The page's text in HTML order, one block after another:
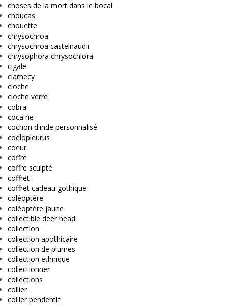
choses de la mort dans le bocal
choucas
chouette
chrysochroa
chrysochroa castelnaudii
chrysophora chrysochlora
cigale
clamecy
cloche
cloche verre
cobra
cocaïne
cochon d'inde personnalisé
coelopleurus
coeur
coffre
coffre sculpté
coffret
coffret cadeau gothique
coléoptère
coléoptère jaune
collectible deer head
collection
collection apothicaire
collection de plumes
collection ethnique
collectionner
collections
collier
collier pendentif